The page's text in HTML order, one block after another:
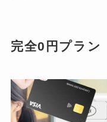
完全0円プラン